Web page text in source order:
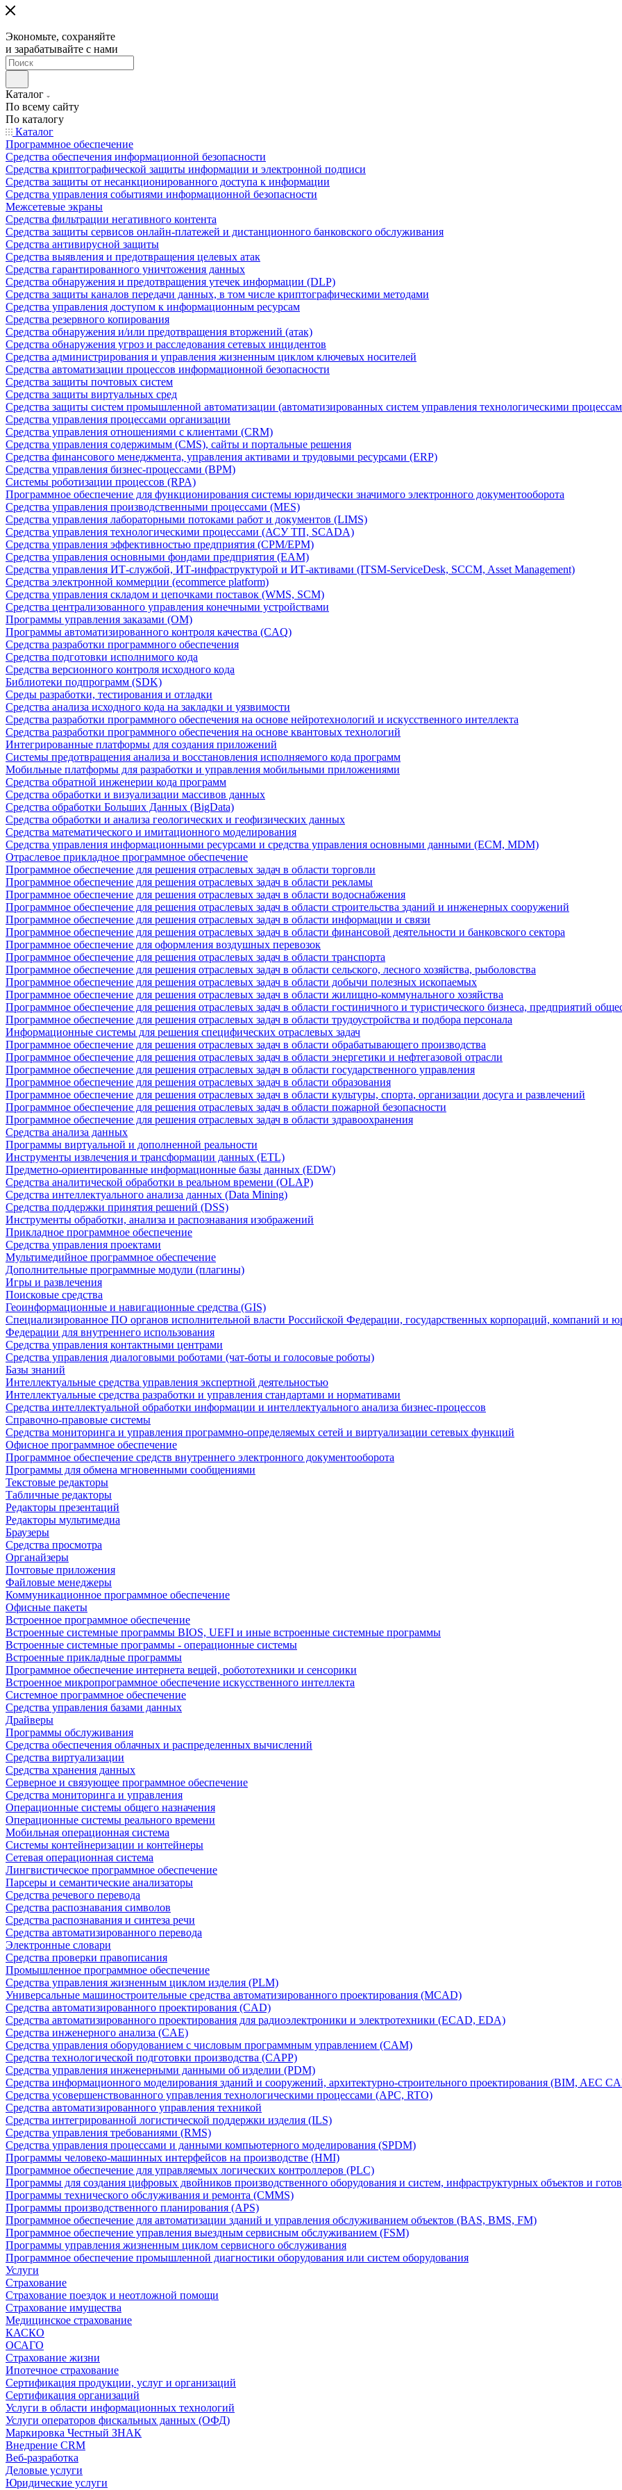
Экономьте, сохраняйте
и зарабатывайте с нами
Каталог
По всему сайту
По каталогу
Каталог
Программное обеспечение
Средства обеспечения информационной безопасности
Средства криптографической защиты информации и электронной подписи
Средства защиты от несанкционированного доступа к информации
Средства управления событиями информационной безопасности
Межсетевые экраны
Средства фильтрации негативного контента
Средства защиты сервисов онлайн-платежей и дистанционного банковского обслуживания
Средства антивирусной защиты
Средства выявления и предотвращения целевых атак
Средства гарантированного уничтожения данных
Средства обнаружения и предотвращения утечек информации (DLP)
Средства защиты каналов передачи данных, в том числе криптографическими методами
Средства управления доступом к информационным ресурсам
Средства резервного копирования
Средства обнаружения и/или предотвращения вторжений (атак)
Средства обнаружения угроз и расследования сетевых инцидентов
Средства администрирования и управления жизненным циклом ключевых носителей
Средства автоматизации процессов информационной безопасности
Средства защиты почтовых систем
Средства защиты виртуальных сред
Средства защиты систем промышленной автоматизации (автоматизированных систем управления технологическими
Средства управления процессами организации
Средства управления отношениями с клиентами (CRM)
Средства управления содержимым (CMS), сайты и портальные решения
Средства финансового менеджмента, управления активами и трудовыми ресурсами (ERP)
Средства управления бизнес-процессами (BPM)
Системы роботизации процессов (RPA)
Программное обеспечение для функционирования системы юридически значимого электронного документооборота
Средства управления производственными процессами (MES)
Средства управления лабораторными потоками работ и документов (LIMS)
Средства управления технологическими процессами (АСУ ТП, SCADA)
Средства управления эффективностью предприятия (CPM/EPM)
Средства управления основными фондами предприятия (EAM)
Средства управления ИТ-службой, ИТ-инфраструктурой и ИТ-активами (ITSM-ServiceDesk, SCCM, Asset Management)
Средства электронной коммерции (ecommerce platform)
Средства управления складом и цепочками поставок (WMS, SCM)
Средства централизованного управления конечными устройствами
Программы управления заказами (OM)
Программы автоматизированного контроля качества (CAQ)
Средства разработки программного обеспечения
Средства подготовки исполнимого кода
Средства версионного контроля исходного кода
Библиотеки подпрограмм (SDK)
Среды разработки, тестирования и отладки
Средства анализа исходного кода на закладки и уязвимости
Средства разработки программного обеспечения на основе нейротехнологий и искусственного интеллекта
Средства разработки программного обеспечения на основе квантовых технологий
Интегрированные платформы для создания приложений
Системы предотвращения анализа и восстановления исполняемого кода программ
Мобильные платформы для разработки и управления мобильными приложениями
Средства обратной инженерии кода программ
Средства обработки и визуализации массивов данных
Средства обработки Больших Данных (BigData)
Средства обработки и анализа геологических и геофизических данных
Средства математического и имитационного моделирования
Средства управления информационными ресурсами и средства управления основными данными (ECM, MDM)
Отраслевое прикладное программное обеспечение
Программное обеспечение для решения отраслевых задач в области торговли
Программное обеспечение для решения отраслевых задач в области рекламы
Программное обеспечение для решения отраслевых задач в области водоснабжения
Программное обеспечение для решения отраслевых задач в области строительства зданий и инженерных сооружений
Программное обеспечение для решения отраслевых задач в области информации и связи
Программное обеспечение для решения отраслевых задач в области финансовой деятельности и банковского сектора
Программное обеспечение для оформления воздушных перевозок
Программное обеспечение для решения отраслевых задач в области транспорта
Программное обеспечение для решения отраслевых задач в области сельского, лесного хозяйства, рыболовства
Программное обеспечение для решения отраслевых задач в области добычи полезных ископаемых
Программное обеспечение для решения отраслевых задач в области жилищно-коммунального хозяйства
Программное обеспечение для решения отраслевых задач в области гостиничного и туристического бизнеса, предприятий
Программное обеспечение для решения отраслевых задач в области трудоустройства и подбора персонала
Информационные системы для решения специфических отраслевых задач
Программное обеспечение для решения отраслевых задач в области обрабатывающего производства
Программное обеспечение для решения отраслевых задач в области энергетики и нефтегазовой отрасли
Программное обеспечение для решения отраслевых задач в области государственного управления
Программное обеспечение для решения отраслевых задач в области образования
Программное обеспечение для решения отраслевых задач в области культуры, спорта, организации досуга и развлечений
Программное обеспечение для решения отраслевых задач в области пожарной безопасности
Программное обеспечение для решения отраслевых задач в области здравоохранения
Средства анализа данных
Программы виртуальной и дополненной реальности
Инструменты извлечения и трансформации данных (ETL)
Предметно-ориентированные информационные базы данных (EDW)
Средства аналитической обработки в реальном времени (OLAP)
Средства интеллектуального анализа данных (Data Mining)
Средства поддержки принятия решений (DSS)
Инструменты обработки, анализа и распознавания изображений
Прикладное программное обеспечение
Средства управления проектами
Мультимедийное программное обеспечение
Дополнительные программные модули (плагины)
Игры и развлечения
Поисковые средства
Геоинформационные и навигационные средства (GIS)
Специализированное ПО органов исполнительной власти Российской Федерации, государственных корпораций, компаний и
Федерации для внутреннего использования
Средства управления контактными центрами
Средства управления диалоговыми роботами (чат-боты и голосовые роботы)
Базы знаний
Интеллектуальные средства управления экспертной деятельностью
Интеллектуальные средства разработки и управления стандартами и нормативами
Средства интеллектуальной обработки информации и интеллектуального анализа бизнес-процессов
Справочно-правовые системы
Средства мониторинга и управления программно-определяемых сетей и виртуализации сетевых функций
Офисное программное обеспечение
Программное обеспечение средств внутреннего электронного документооборота
Программы для обмена мгновенными сообщениями
Текстовые редакторы
Табличные редакторы
Редакторы презентаций
Редакторы мультимедиа
Браузеры
Средства просмотра
Органайзеры
Почтовые приложения
Файловые менеджеры
Коммуникационное программное обеспечение
Офисные пакеты
Встроенное программное обеспечение
Встроенные системные программы BIOS, UEFI и иные встроенные системные программы
Встроенные системные программы - операционные системы
Встроенные прикладные программы
Программное обеспечение интернета вещей, робототехники и сенсорики
Встроенное микропрограммное обеспечение искусственного интеллекта
Системное программное обеспечение
Средства управления базами данных
Драйверы
Программы обслуживания
Средства обеспечения облачных и распределенных вычислений
Средства виртуализации
Средства хранения данных
Серверное и связующее программное обеспечение
Средства мониторинга и управления
Операционные системы общего назначения
Операционные системы реального времени
Мобильная операционная система
Системы контейнеризации и контейнеры
Сетевая операционная система
Лингвистическое программное обеспечение
Парсеры и семантические анализаторы
Средства речевого перевода
Средства распознавания символов
Средства распознавания и синтеза речи
Средства автоматизированного перевода
Электронные словари
Средства проверки правописания
Промышленное программное обеспечение
Средства управления жизненным циклом изделия (PLM)
Универсальные машиностроительные средства автоматизированного проектирования (MCAD)
Средства автоматизированного проектирования (CAD)
Средства автоматизированного проектирования для радиоэлектроники и электротехники (ECAD, EDA)
Средства инженерного анализа (CAE)
Средства управления оборудованием с числовым программным управлением (CAM)
Средства технологической подготовки производства (CAPP)
Средства управления инженерными данными об изделии (PDM)
Средства информационного моделирования зданий и сооружений, архитектурно-строительного проектирования (BIM, AEC
Средства усовершенствованного управления технологическими процессами (APC, RTO)
Средства автоматизированного управления техникой
Средства интегрированной логистической поддержки изделия (ILS)
Средства управления требованиями (RMS)
Средства управления процессами и данными компьютерного моделирования (SPDM)
Программы человеко-машинных интерфейсов на производстве (HMI)
Программное обеспечение для управляемых логических контроллеров (PLC)
Программы для создания цифровых двойников производственного оборудования и систем, инфраструктурных объектов и
Программы технического обслуживания и ремонта (CMMS)
Программы производственного планирования (APS)
Программное обеспечение для автоматизации зданий и управления обслуживанием объектов (BAS, BMS, FM)
Программное обеспечение управления выездным сервисным обслуживанием (FSM)
Программы управления жизненным циклом сервисного обслуживания
Программное обеспечение промышленной диагностики оборудования или систем оборудования
Услуги
Страхование
Страхование поездок и неотложной помощи
Страхование имущества
Медицинское страхование
КАСКО
ОСАГО
Страхование жизни
Ипотечное страхование
Сертификация продукции, услуг и организаций
Сертификация организаций
Услуги в области информационных технологий
Услуги операторов фискальных данных (ОФД)
Маркировка Честный ЗНАК
Внедрение CRM
Веб-разработка
Деловые услуги
Юридические услуги